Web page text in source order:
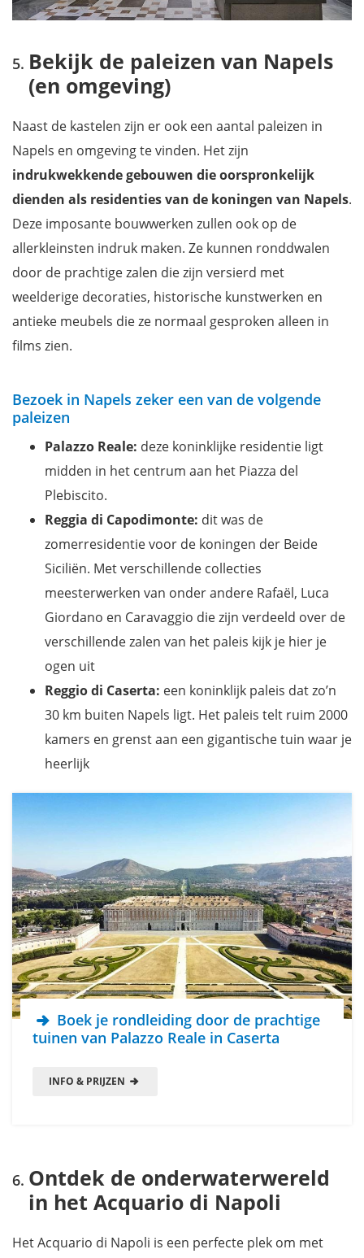
Bekijk de paleizen van Napels
(en omgeving)
Naast de kastelen zijn er ook een aantal paleizen in
Napels en omgeving te vinden. Het zijn
indrukwekkende gebouwen die oorspronkelijk
dienden als residenties van de koningen van Napels.
Deze imposante bouwwerken zullen ook op de
allerkleinsten indruk maken. Ze kunnen ronddwalen
door de prachtige zalen die zijn versierd met
weelderige decoraties, historische kunstwerken en
antieke meubels die ze normaal gesproken alleen in
films zien.
Bezoek in Napels zeker een van de volgende
paleizen
Palazzo Reale: deze koninklijke residentie ligt
midden in het centrum aan het Piazza del
Plebiscito.
Reggia di Capodimonte: dit was de
zomerresidentie voor de koningen der Beide
Siciliën. Met verschillende collecties
meesterwerken van onder andere Rafaël, Luca
Giordano en Caravaggio die zijn verdeeld over de
verschillende zalen van het paleis kijk je hier je
ogen uit
Reggio di Caserta: een koninklijk paleis dat zo’n
30 km buiten Napels ligt. Het paleis telt ruim 2000
kamers en grenst aan een gigantische tuin waar je
heerlijk
Boek je rondleiding door de prachtige
tuinen van Palazzo Reale in Caserta
INFO & PRIJZEN
Ontdek de onderwaterwereld
in het Acquario di Napoli
Het Acquario di Napoli is een perfecte plek om met